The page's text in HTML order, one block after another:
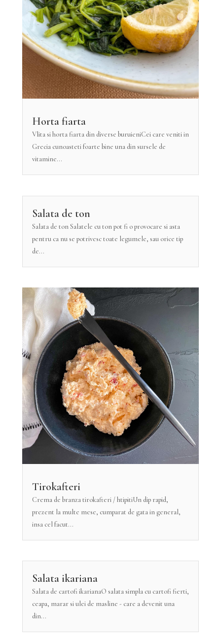
Horta fiarta
Vlita si horta fiarta din diverse buruieniCei care veniti in
Grecia cunoasteti foarte bine una din sursele de
vitamine...
Salata de ton
Salata de ton Salatele cu ton pot fi o provocare si asta
pentru ca nu se potrivesc toate legumele, sau orice tip
de...
Tirokafteri
Crema de branza tirokafteri / htipitiUn dip rapid,
prezent la multe mese, cumparat de gata in general,
insa cel facut...
Salata ikariana
Salata de cartofi ikarianaO salata simpla cu cartofi fierti,
ceapa, marar si ulei de masline - care a devenit una
din...